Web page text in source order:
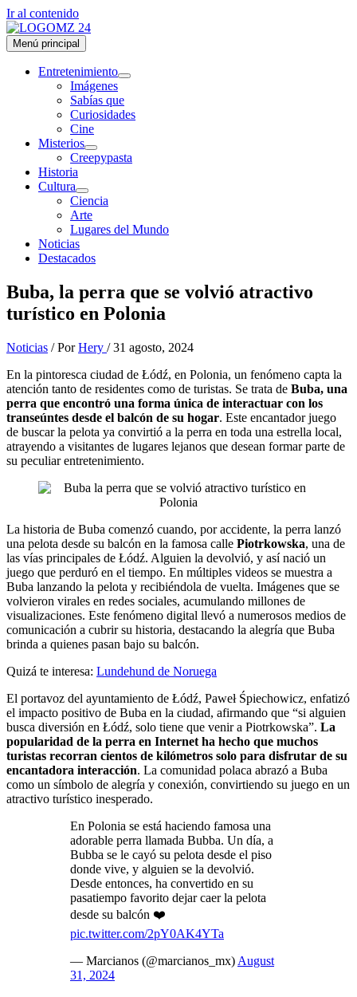
Ir al contenido
Menú principal
Entretenimiento
Imágenes
Sabías que
Curiosidades
Cine
Misterios
Creepypasta
Historia
Cultura
Ciencia
Arte
Lugares del Mundo
Noticias
Destacados
Buba, la perra que se volvió atractivo
turístico en Polonia
Noticias / PorHery /31 agosto, 2024
En la pintoresca ciudad de Łódź, en Polonia, un fenómeno capta la
atención tanto de residentes como de turistas. Se trata de Buba, una
perra que encontró una forma única de interactuar con los
transeúntes desde el balcón de su hogar. Este encantador juego
de buscar la pelota ya convirtió a la perra en toda una estrella local,
atrayendo a visitantes de lugares lejanos que desean formar parte de
su peculiar entretenimiento.
La historia de Buba comenzó cuando, por accidente, la perra lanzó
una pelota desde su balcón en la famosa calle Piotrkowska, una de
las vías principales de Łódź. Alguien la devolvió, y así nació un
juego que perduró en el tiempo. En múltiples videos se muestra a
Buba lanzando la pelota y recibiéndola de vuelta. Imágenes que se
volvieron virales en redes sociales, acumulando millones de
visualizaciones. Este fenómeno digital llevó a numerosos medios de
comunicación a cubrir su historia, destacando la alegría que Buba
brinda a quienes pasan bajo su balcón.
Quizá te interesa: Lundehund de Noruega
El portavoz del ayuntamiento de Łódź, Paweł Śpiechowicz, enfatizó
el impacto positivo de Buba en la ciudad, afirmando que “si alguien
busca diversión en Łódź, solo tiene que venir a Piotrkowska”. La
popularidad de la perra en Internet ha hecho que muchos
turistas recorran cientos de kilómetros solo para disfrutar de su
encantadora interacción. La comunidad polaca abrazó a Buba
como un símbolo de alegría y conexión, convirtiendo su juego en un
atractivo turístico inesperado.
En Polonia se está haciendo famosa una
adorable perra llamada Bubba. Un día, a
Bubba se le cayó su pelota desde el piso
donde vive, y alguien se la devolvió.
Desde entonces, ha convertido en su
pasatiempo favorito dejar caer la pelota
desde su balcón ❤️
pic.twitter.com/2pY0AK4YTa
— Marcianos (@marcianos_mx) August
31, 2024